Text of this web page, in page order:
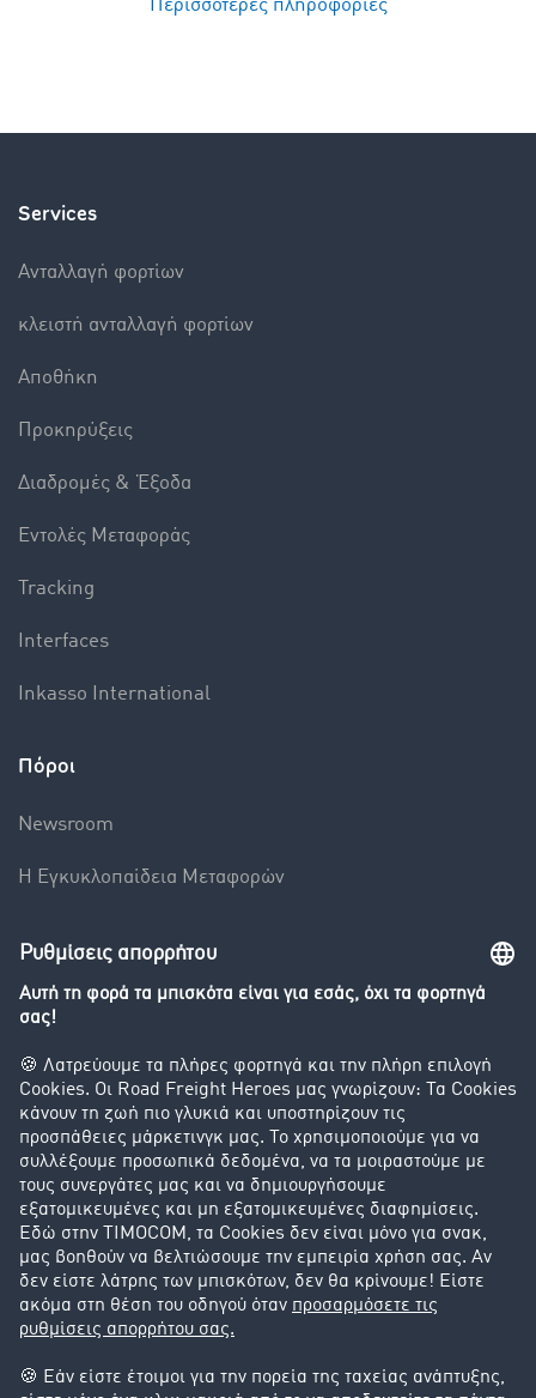
Περισσότερες πληροφορίες
Services
Aνταλλαγή φορτίων
κλειστή ανταλλαγή φορτίων
Αποθήκη
Προκηρύξεις
Διαδρομές & Έξοδα
Εντολές Mεταφοράς
Tracking
Interfaces
Inkasso International
Πόροι
Newsroom
Η Εγκυκλοπαίδεια Mεταφορών
Διερεύνηση της ανταλλαγής φορτίων
Εταιρεία
Οι πελάτες προσελκύουν πελάτες
Success Stories
Υποστήριξη
Υποστήριξη
Νομικά
Στοιχεία έκδοσης